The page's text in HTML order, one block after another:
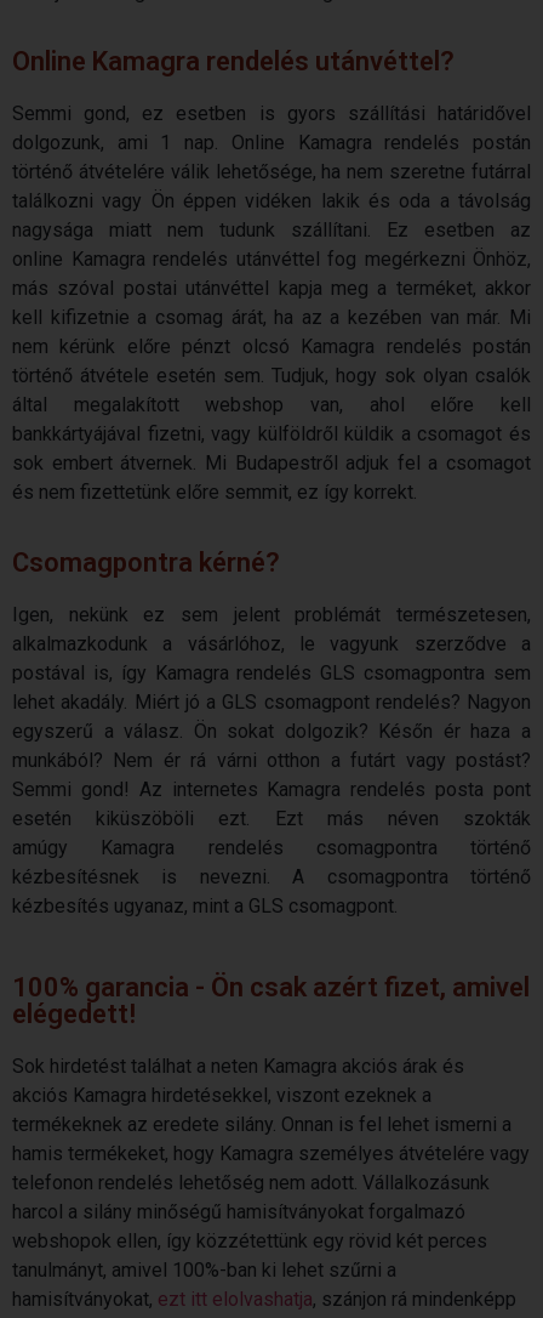
Online Kamagra rendelés utánvéttel?
Semmi gond, ez esetben is gyors szállítási határidővel
dolgozunk, ami 1 nap. Online
Kamagra rendelés postán
történő átvételére válik lehetősége, ha nem szeretne futárral
találkozni vagy Ön éppen vidéken lakik és oda a távolság
nagysága miatt nem tudunk szállítani. Ez esetben az
online Kamagra rendelés utánvéttel fog megérkezni Önhöz,
más szóval postai utánvéttel kapja meg a terméket, akkor
kell kifizetnie a csomag árát, ha az a kezében van már. Mi
nem kérünk előre pénzt olcsó
Kamagra rendelés postán
történő átvétele esetén sem. Tudjuk, hogy sok olyan csalók
által megalakított webshop van, ahol előre kell
bankkártyájával fizetni, vagy külföldről küldik a csomagot és
sok embert átvernek. Mi Budapestről adjuk fel a csomagot
és nem fizettetünk előre semmit, ez így korrekt.
Csomagpontra kérné?
Igen, nekünk ez sem jelent problémát természetesen,
alkalmazkodunk a vásárlóhoz, le vagyunk szerződve a
postával is, így Kamagra rendelés GLS csomagpontra sem
lehet akadály. Miért jó a GLS csomagpont rendelés? Nagyon
egyszerű a válasz. Ön sokat dolgozik? Későn ér haza a
munkából? Nem ér rá várni otthon a futárt vagy postást?
Semmi gond! Az internetes Kamagra rendelés posta pont
esetén kiküszöböli ezt. Ezt más néven szokták
amúgy Kamagra rendelés csomagpontra történő
kézbesítésnek is nevezni. A csomagpontra történő
kézbesítés ugyanaz, mint a GLS csomagpont.
100% garancia - Ön csak azért fizet, amivel
elégedett!
Sok hirdetést találhat a neten Kamagra akciós árak és
akciós Kamagra hirdetésekkel, viszont ezeknek a
termékeknek az eredete silány. Onnan is fel lehet ismerni a
hamis termékeket, hogy Kamagra személyes átvételére vagy
telefonon rendelés lehetőség nem adott. Vállalkozásunk
harcol a silány minőségű hamisítványokat forgalmazó
webshopok ellen, így közzétettünk egy rövid két perces
tanulmányt, amivel 100%-ban ki lehet szűrni a
hamisítványokat, ezt itt elolvashatja, szánjon rá mindenképp